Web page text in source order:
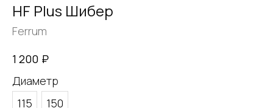
HF Plus Шибер
Ferrum
1 200 ₽
Диаметр
115
150